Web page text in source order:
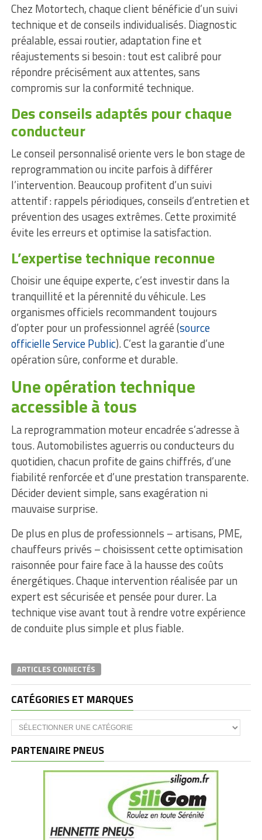
Chez Motortech, chaque client bénéficie d’un suivi
technique et de conseils individualisés. Diagnostic
préalable, essai routier, adaptation fine et
réajustements si besoin : tout est calibré pour
répondre précisément aux attentes, sans
compromis sur la conformité technique.
Des conseils adaptés pour chaque
conducteur
Le conseil personnalisé oriente vers le bon stage de
reprogrammation ou incite parfois à différer
l’intervention. Beaucoup profitent d’un suivi
attentif : rappels périodiques, conseils d’entretien et
prévention des usages extrêmes. Cette proximité
évite les erreurs et optimise la satisfaction.
L’expertise technique reconnue
Choisir une équipe experte, c’est investir dans la
tranquillité et la pérennité du véhicule. Les
organismes officiels recommandent toujours
d’opter pour un professionnel agréé (source
officielle Service Public). C’est la garantie d’une
opération sûre, conforme et durable.
Une opération technique
accessible à tous
La reprogrammation moteur encadrée s’adresse à
tous. Automobilistes aguerris ou conducteurs du
quotidien, chacun profite de gains chiffrés, d’une
fiabilité renforcée et d’une prestation transparente.
Décider devient simple, sans exagération ni
mauvaise surprise.
De plus en plus de professionnels – artisans, PME,
chauffeurs privés – choisissent cette optimisation
raisonnée pour faire face à la hausse des coûts
énergétiques. Chaque intervention réalisée par un
expert est sécurisée et pensée pour durer. La
technique vise avant tout à rendre votre expérience
de conduite plus simple et plus fiable.
ARTICLES CONNECTÉS
CATÉGORIES ET MARQUES
Catégories
et
PARTENAIRE PNEUS